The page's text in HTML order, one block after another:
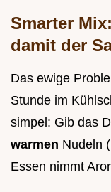
Smarter
damit der
Das ewige
Stunde im
simpel: Gib das
warmen Nudeln
Essen nimmt